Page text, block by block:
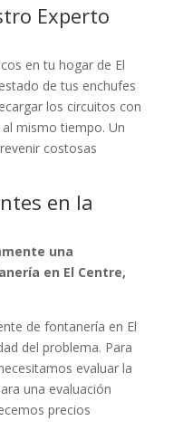
Experto
en tu hogar de El
de tus enchufes
los circuitos con
mismo tiempo. Un
costosas
en la
una
en El Centre,
de fontanería en El
del problema. Para
evaluar la
una evaluación
precios